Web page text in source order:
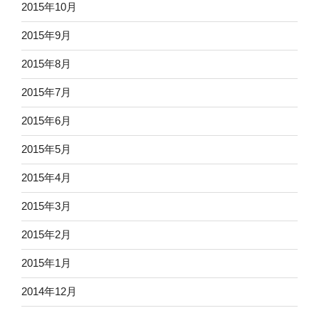
2015年10月
2015年9月
2015年8月
2015年7月
2015年6月
2015年5月
2015年4月
2015年3月
2015年2月
2015年1月
2014年12月